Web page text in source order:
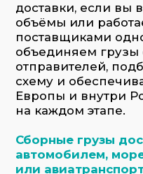
Основные направления:
Европа — регулярные
через Польшу, Литву,
Китай и Индия —
схемы: море + авто,
авто
Турция — морская и
логистика
Казахстан, Узбекистан,
другие страны ЕАЭС
сроков поставки.